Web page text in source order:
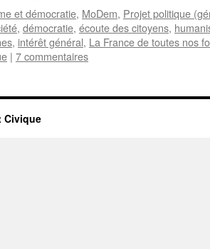
et démocratie, MoDem, Projet politique
, démocratie, écoute des citoyens,
, intérêt général, La France de toutes nos
| 7 commentaires
Civique